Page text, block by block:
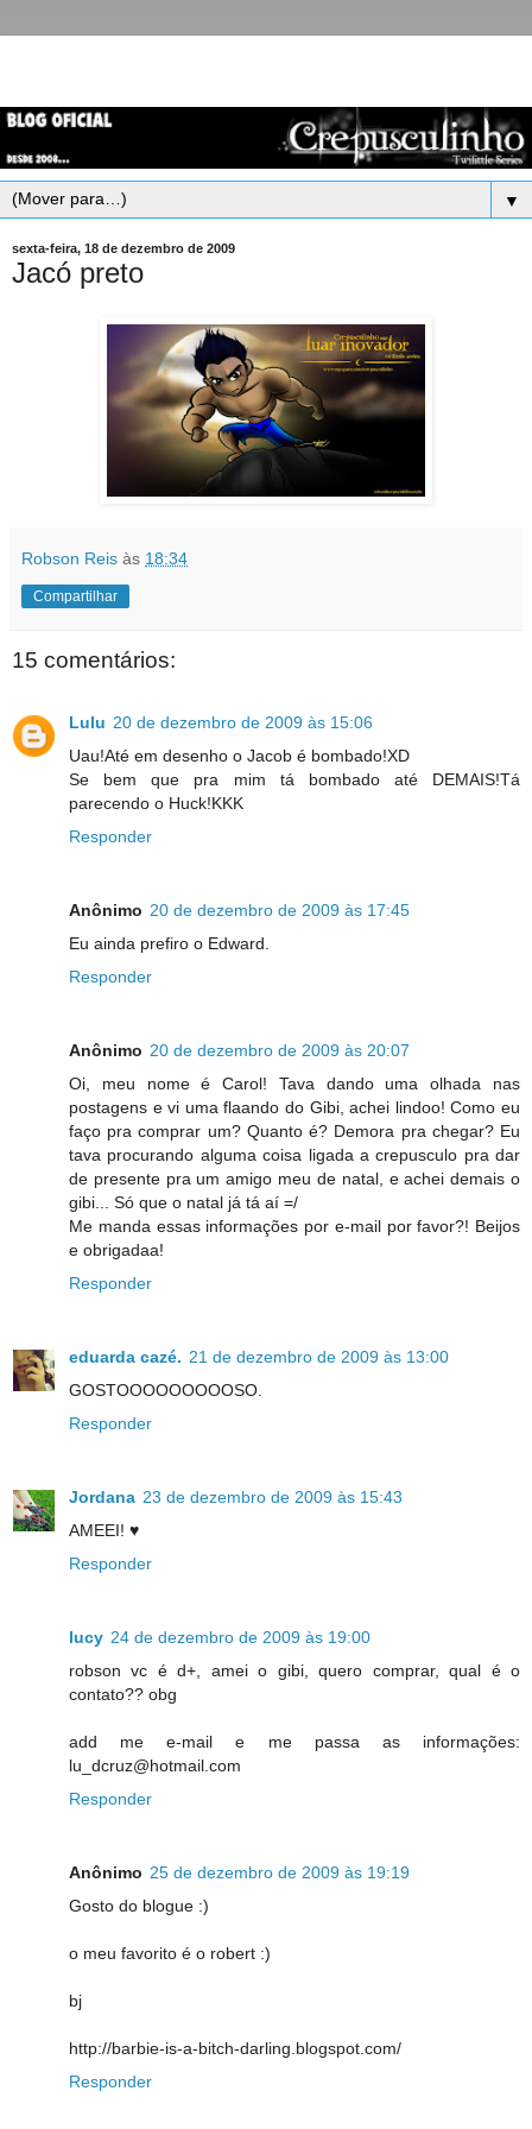
▼
sexta-feira, 18 de dezembro de 2009
Jacó preto
Robson Reis às 18:34
Compartilhar
15 comentários:
Lulu 20 de dezembro de 2009 às 15:06
Uau!Até em desenho o Jacob é bombado!XD
Se bem que pra mim tá bombado até DEMAIS!Tá
parecendo o Huck!KKK
Responder
Anônimo 20 de dezembro de 2009 às 17:45
Eu ainda prefiro o Edward.
Responder
Anônimo 20 de dezembro de 2009 às 20:07
Oi, meu nome é Carol! Tava dando uma olhada nas
postagens e vi uma flaando do Gibi, achei lindoo! Como eu
faço pra comprar um? Quanto é? Demora pra chegar? Eu
tava procurando alguma coisa ligada a crepusculo pra dar
de presente pra um amigo meu de natal, e achei demais o
gibi... Só que o natal já tá aí =/
Me manda essas informações por e-mail por favor?! Beijos
e obrigadaa!
Responder
eduarda cazé. 21 de dezembro de 2009 às 13:00
GOSTOOOOOOOOOSO.
Responder
Jordana 23 de dezembro de 2009 às 15:43
AMEEI! ♥
Responder
lucy 24 de dezembro de 2009 às 19:00
robson vc é d+, amei o gibi, quero comprar, qual é o
contato?? obg
add me e-mail e me passa as informações:
lu_dcruz@hotmail.com
Responder
Anônimo 25 de dezembro de 2009 às 19:19
Gosto do blogue :)
o meu favorito é o robert :)
bj
http://barbie-is-a-bitch-darling.blogspot.com/
Responder